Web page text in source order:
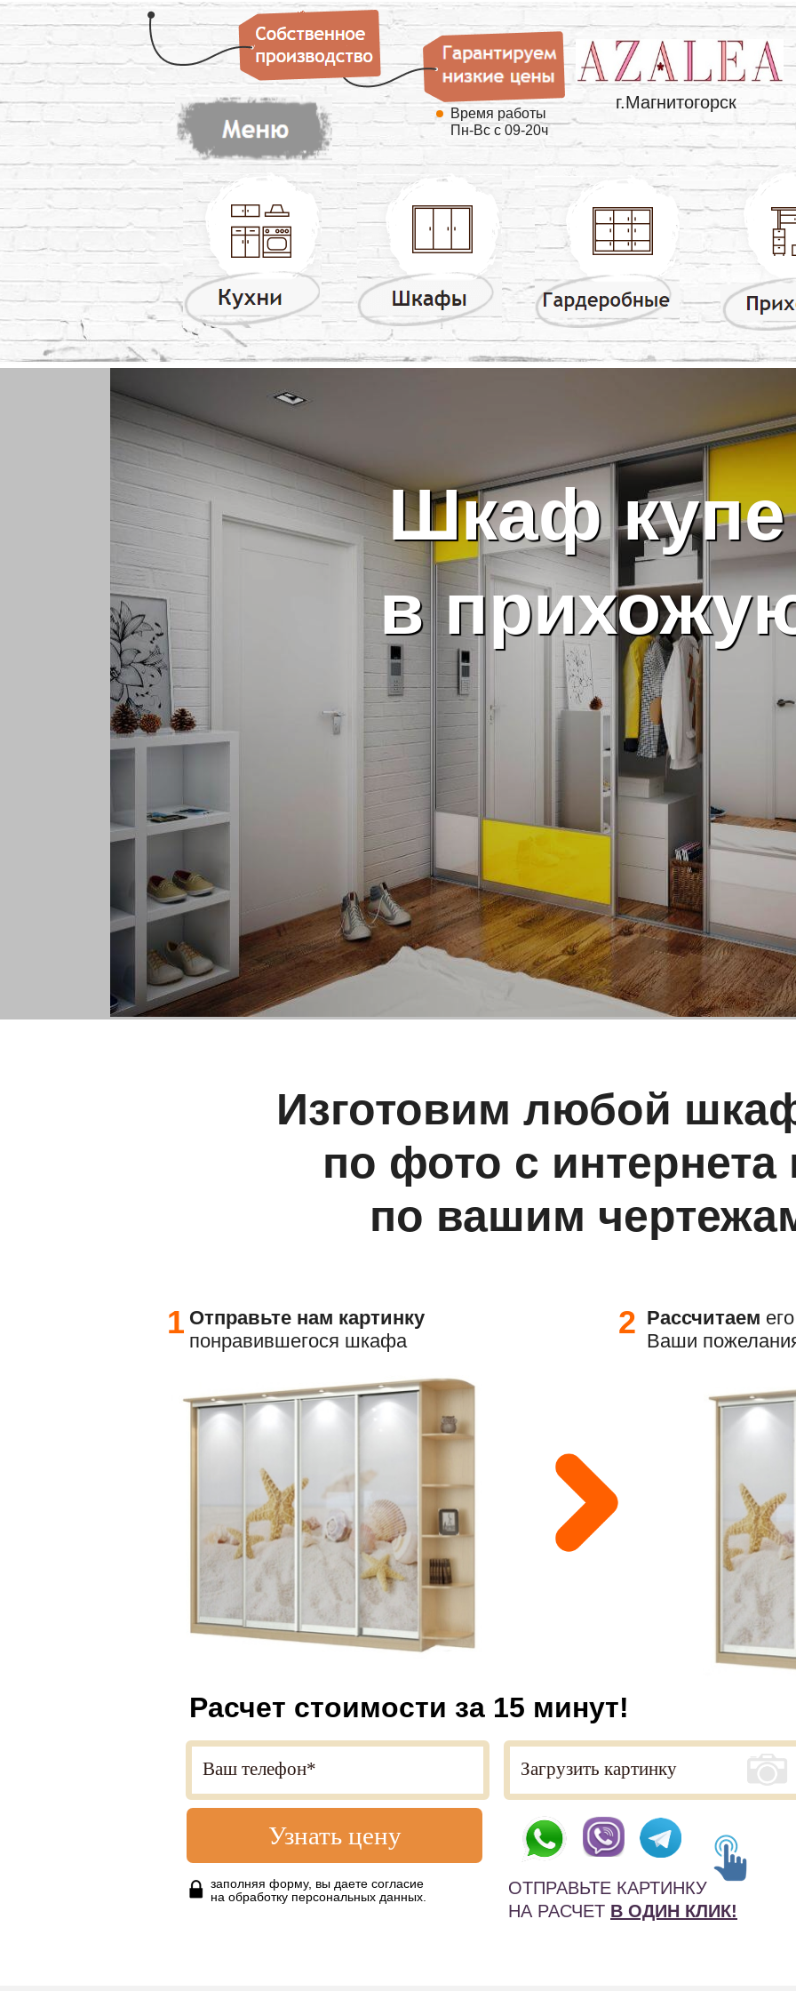
Узнать цену
Изготовим любой
по фото с интернета
по вашим
Рассчитаем
Ваши
Расчет стоимости за 15 минут!
1 2
Отправьте нам картинку
понравившегося шкафа
г.Магнитогорск
Шкаф
в
Время работы
Пн-Вс с 09-20ч
ОТПРАВЬТЕ КАРТИНКУ
НА РАСЧЕТ В ОДИН КЛИК!
заполняя форму, вы даете согласие
на обработку персональных данных.